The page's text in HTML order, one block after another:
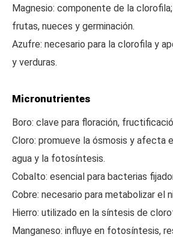
Magnesio: componente de la
frutas, nueces y germinación.
Azufre: necesario para la clorofila y
y verduras.
Micronutrientes
Boro: clave para floración,
Cloro: promueve la ósmosis y afecta
agua y la fotosíntesis.
Cobalto: esencial para bacterias
Cobre: necesario para metabolizar el
Hierro: utilizado en la síntesis de
Manganeso: influye en fotosíntesis,